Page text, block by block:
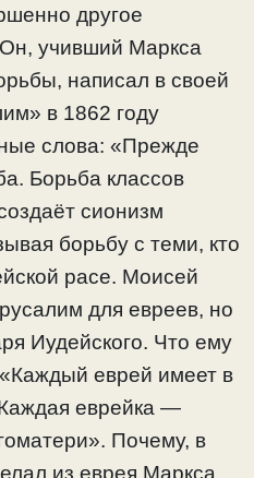
другое
учивший Маркса
написал в своей
в 1862 году
слова: «Прежде
Борьба классов
сионизм
борьбу с теми, кто
расе. Моисей
для евреев, но
Иудейского. Что ему
еврей имеет в
еврейка —
Почему, в
из еврея Маркса